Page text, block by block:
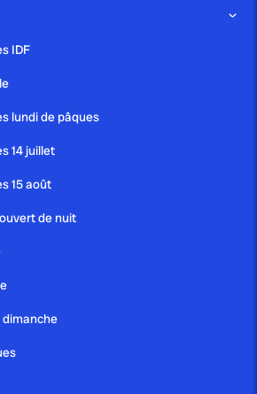
le 12 juillet 2025 par Christophe Le Dref
jusqu’au sang...
IDF
lundi de pâques
14 juillet
15 août
de nuit